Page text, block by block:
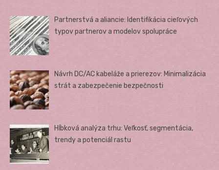
Partnerstvá a aliancie: Identifikácia cieľových
typov partnerov a modelov spolupráce
Návrh DC/AC kabeláže a prierezov: Minimalizácia
strát a zabezpečenie bezpečnosti
Hĺbková analýza trhu: Veľkosť, segmentácia,
trendy a potenciál rastu